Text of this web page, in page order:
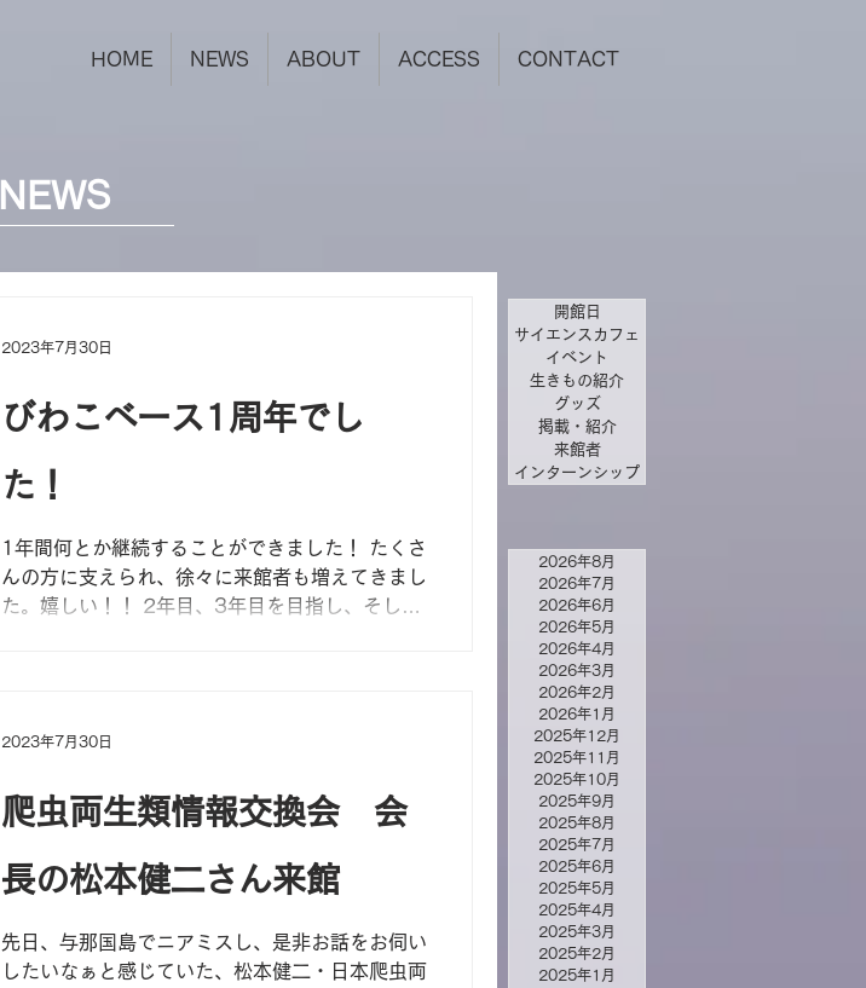
HOME NEWS ABOUT ACCESS CONTACT
NEWS
びわこベース1周年でし
た！
1年間何とか継続することができました！ たくさ
んの方に支えられ、徐々に来館者も増えてきまし
た。嬉しい！！ 2年目、3年目を目指し、そし
2023年7月30日
爬虫両生類情報交換会 会
長の松本健二さん来館
先日、与那国島でニアミスし、是非お話をお伺い
したいなぁと感じていた、松本健二・日本爬虫両
2023年7月30日
開館日
サイエンスカフェ
イベント
生きもの紹介
グッズ
掲載・紹介
来館者
インターンシップ
2026年8月
2026年7月
2026年6月
2026年5月
2026年4月
2026年3月
2026年2月
2026年1月
2025年12月
2025年11月
2025年10月
2025年9月
2025年8月
2025年7月
2025年6月
2025年5月
2025年4月
2025年3月
2025年2月
2025年1月